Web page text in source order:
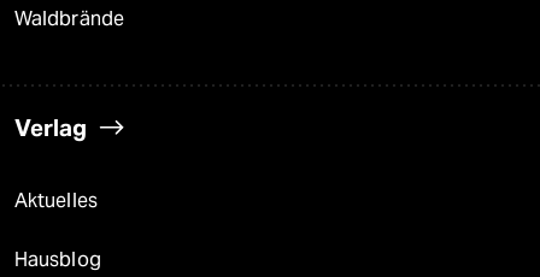
Waldbrände
Verlag
Aktuelles
Hausblog